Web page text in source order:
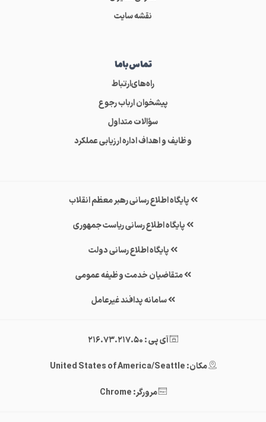
نقشه سایت
تماس‌باما
راه‌های‌ارتباط
پیشخوان ارباب رجوع
سؤالات متداول
وظایف و اهداف اداره ارزیابی عملکرد
پایگاه اطلاع رسانی رهبر معظم انقلاب
پایگاه اطلاع رسانی ریاست جمهوری
پایگاه اطلاع رسانی دولت
متقاضیان خدمت وظیفه عمومی
سامانه پدافند غیرعامل
آی پی : 216.73.217.50
مکان: United States of America/Seattle
مرورگر: Chrome